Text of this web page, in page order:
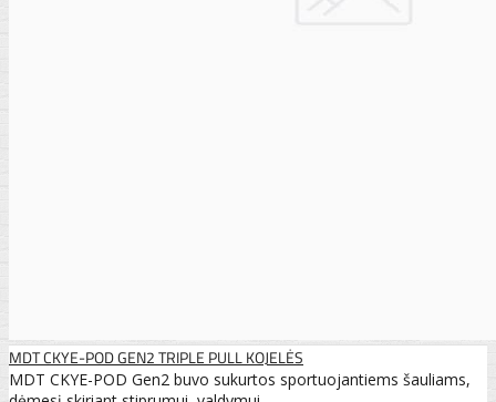
MDT CKYE-POD GEN2 TRIPLE PULL KOJELĖS
MDT CKYE-POD Gen2 buvo sukurtos sportuojantiems šauliams,